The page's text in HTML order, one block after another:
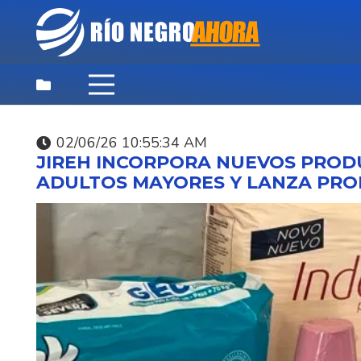
02/06/26 10:55:34 AM
JIREH INCORPORA NUEVOS
ADULTOS MAYORES Y LANZA
DEPORTES ,DESTACADAS ,NOTICIAS,
PRINCIPALES
OTRA GOLEADA EN LA
PRIMERA FECHA DEL
HONOR DE FÚTBOL
CENTENARIO 5/0